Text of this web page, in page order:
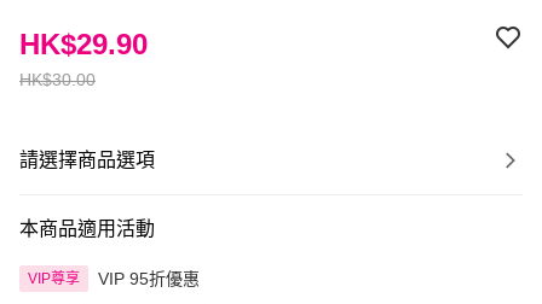
HK$30.00
HK$29.90
請選擇商品選項
本商品適用活動
VIP尊享 VIP 95折優惠